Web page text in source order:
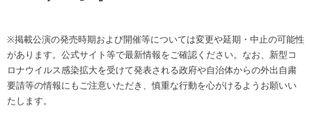
※掲載公演の発売時期および開催等については変更や延期・中止の可能性
があります。公式サイト等で最新情報をご確認ください。なお、新型コ
ロナウイルス感染拡大を受けて発表される政府や自治体からの外出自粛
要請等の情報にもご注意いただき、慎重な行動を心がけるようお願いい
たします。